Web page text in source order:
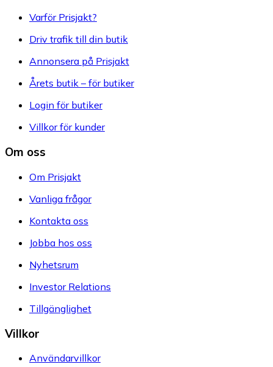
Varför Prisjakt?
Driv trafik till din butik
Annonsera på Prisjakt
Årets butik – för butiker
Login för butiker
Villkor för kunder
Om oss
Om Prisjakt
Vanliga frågor
Kontakta oss
Jobba hos oss
Nyhetsrum
Investor Relations
Tillgänglighet
Villkor
Användarvillkor